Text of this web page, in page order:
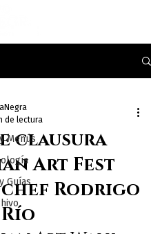
Menús
Guías
clausura
Art Fest
Rodrigo
de lectura